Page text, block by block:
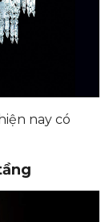
nay có